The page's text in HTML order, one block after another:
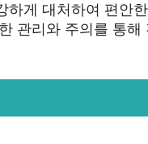
게 대처하여 편안
관리와 주의를 통